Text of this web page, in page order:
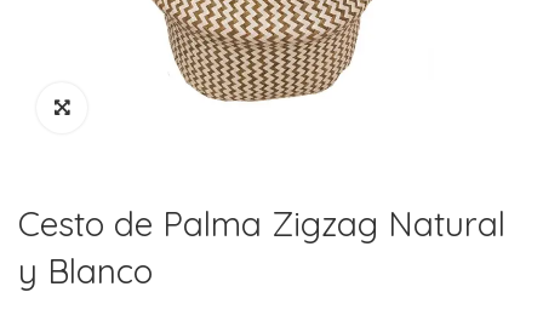
Cesto de Palma Zigzag Natural
y Blanco